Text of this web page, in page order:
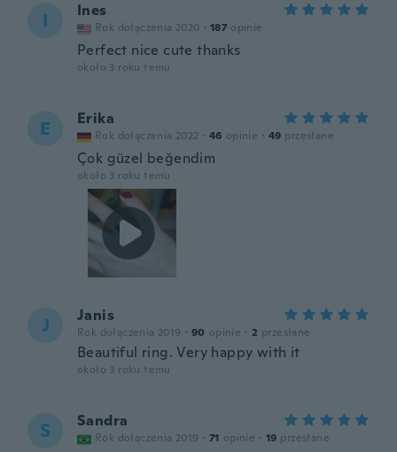
I Ines
Rok dołączenia 2020 · 187 opinie
Perfect nice cute thanks
około 3 roku temu
E Erika
Rok dołączenia 2022 · 46 opinie · 49 przesłane
Çok güzel beğendim
około 3 roku temu
J Janis
Rok dołączenia 2019 · 90 opinie · 2 przesłane
Beautiful ring. Very happy with it
około 3 roku temu
S Sandra
Rok dołączenia 2019 · 71 opinie · 19 przesłane